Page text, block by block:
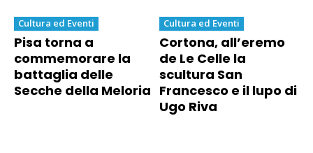
Cultura ed Eventi
Pisa torna a
commemorare la
battaglia delle
Secche della Meloria
Cultura ed Eventi
Cortona, all’eremo
de Le Celle la
scultura San
Francesco e il lupo di
Ugo Riva